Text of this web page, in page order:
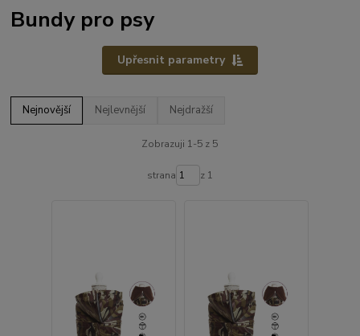
Bundy pro psy
Upřesnit parametry
Nejnovější Nejlevnější Nejdražší
Zobrazuji 1-5 z 5
strana z 1